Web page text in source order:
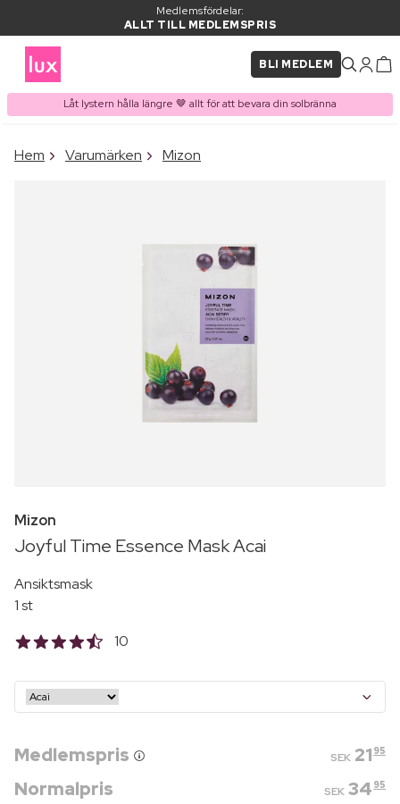
Medlemsfördelar:
ALLT TILL MEDLEMSPRIS
BLI MEDLEM
Låt lystern hålla längre 🤎 allt för att bevara din solbränna
PRODUKT I VARUKORGEN
Hem Varumärken Mizon
Mizon
Joyful Time Essence Mask Acai
Ansiktsmask
1 st
10
Medlemspris SEK 21 95
Normalpris SEK 34 95